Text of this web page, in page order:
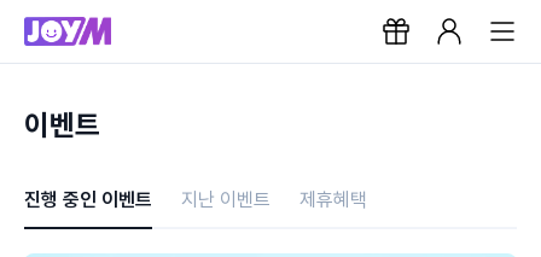
이벤트
진행 중인 이벤트 지난 이벤트 제휴혜택